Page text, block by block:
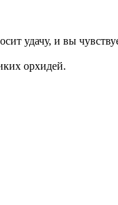
удачу, и вы
орхидей.